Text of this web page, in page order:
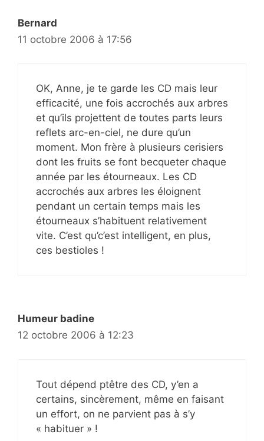
Bernard
11 octobre 2006 à 17:56
OK, Anne, je te garde les CD mais leur
efficacité, une fois accrochés aux arbres
et qu’ils projettent de toutes parts leurs
reflets arc-en-ciel, ne dure qu’un
moment. Mon frère à plusieurs cerisiers
dont les fruits se font becqueter chaque
année par les étourneaux. Les CD
accrochés aux arbres les éloignent
pendant un certain temps mais les
étourneaux s’habituent relativement
vite. C’est qu’c’est intelligent, en plus,
ces bestioles !
Humeur badine
12 octobre 2006 à 12:23
Tout dépend ptêtre des CD, y’en a
certains, sincèrement, même en faisant
un effort, on ne parvient pas à s’y
« habituer » !